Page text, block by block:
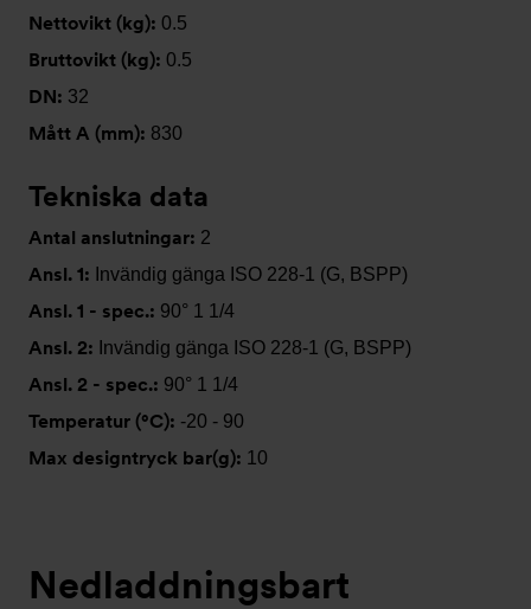
Nettovikt (kg): 0.5
Bruttovikt (kg): 0.5
DN: 32
Mått A (mm): 830
Tekniska data
Antal anslutningar: 2
Ansl. 1: Invändig gänga ISO 228-1 (G, BSPP)
Ansl. 1 - spec.: 90° 1 1/4
Ansl. 2: Invändig gänga ISO 228-1 (G, BSPP)
Ansl. 2 - spec.: 90° 1 1/4
Temperatur (°C): -20 - 90
Max designtryck bar(g): 10
Nedladdningsbart